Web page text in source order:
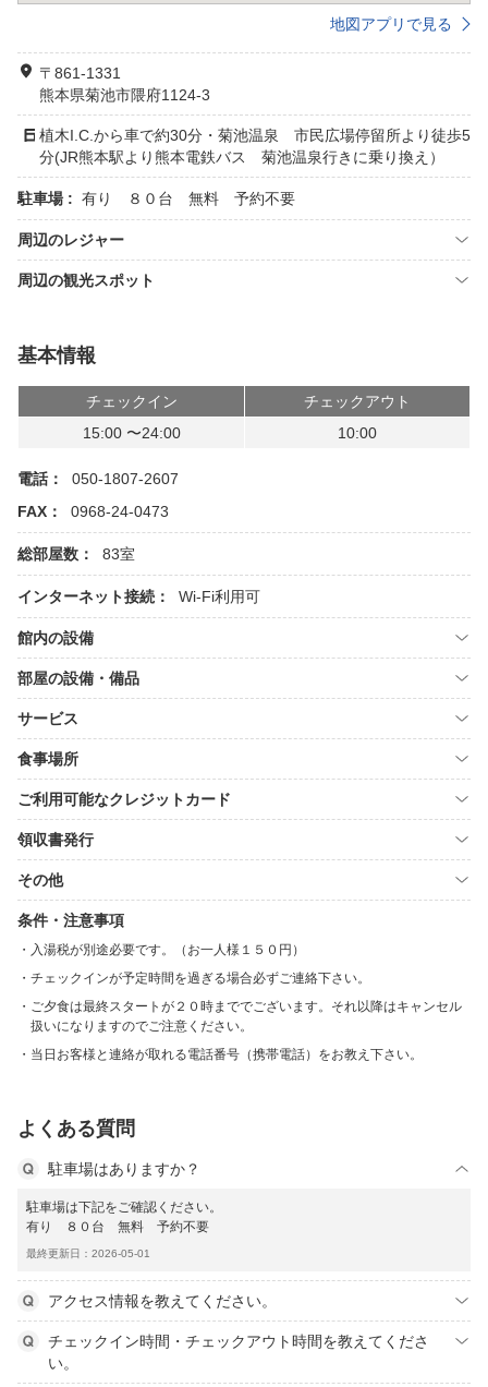
地図アプリで見る
〒861-1331
熊本県菊池市隈府1124-3
植木I.C.から車で約30分・菊池温泉 市民広場停留所より徒歩5
分(JR熊本駅より熊本電鉄バス 菊池温泉行きに乗り換え）
駐車場 : 有り ８０台 無料 予約不要
周辺のレジャー
周辺の観光スポット
基本情報
チェックイン
チェックアウト
15:00 〜24:00
10:00
電話：
050-1807-2607
FAX：
0968-24-0473
総部屋数： 83室
インターネット接続： Wi-Fi利用可
館内の設備
部屋の設備・備品
サービス
食事場所
ご利用可能なクレジットカード
領収書発行
その他
条件・注意事項
入湯税が別途必要です。（お一人様１５０円）
チェックインが予定時間を過ぎる場合必ずご連絡下さい。
ご夕食は最終スタートが２０時まででございます。それ以降はキャンセル
扱いになりますのでご注意ください。
当日お客様と連絡が取れる電話番号（携帯電話）をお教え下さい。
よくある質問
駐車場はありますか？
駐車場は下記をご確認ください。
有り ８０台 無料 予約不要
最終更新日：2026-05-01
アクセス情報を教えてください。
チェックイン時間・チェックアウト時間を教えてくださ
い。